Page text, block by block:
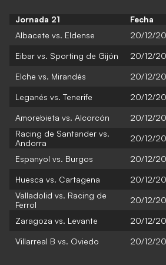
Jornada 21 Fecha
Albacete vs. Eldense
20/12/
Eibar vs. Sporting de Gijón 20/12/
Elche vs. Mirandés 20/12/
Leganés vs. Tenerife 20/12/
Amorebieta vs. Alcorcón 20/12/
Racing de Santander vs.
Andorra
20/12/
Espanyol vs. Burgos 20/12/
Huesca vs. Cartagena 20/12/
Valladolid vs. Racing de
Ferrol
20/12/
Zaragoza vs. Levante 20/12/
Villarreal B vs. Oviedo 20/12/